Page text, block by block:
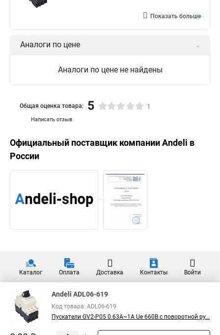
Показать больше
Аналоги по цене
Аналоги по цене не найдены
Написать отзыв
Общая оценка товара: 5 1
Официальный поставщик компанииAndeli в
России
Каталог Оплата Доставка Контакты Войти
Andeli ADL06-619
Код товара: ADL06-619
Пускатели GV2-P05 0.63A~1A Ue 660В с поворотной ру...